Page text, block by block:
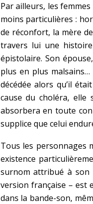
Par ailleurs, les
moins particulières :
de réconfort, la mère
travers lui une
épistolaire. Son
plus en plus
décédée alors qu’il
cause du choléra, elle
absorbera en toute
supplice que celui
Tous les personnages
existence
surnom attribué à son
version française – est
dans la bande-son,